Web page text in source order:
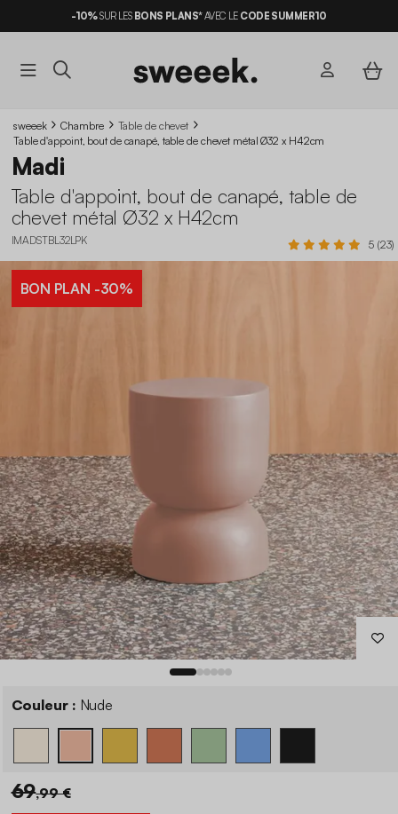
-10%SUR LES BONS PLANS*AVEC LE CODE SUMMER10
sweeek Chambre
Table de chevet
Table d'appoint, bout de canapé, table de chevet métal Ø32 x H42cm
Madi
Table d'appoint, bout de canapé, table de
chevet métal Ø32 x H42cm
IMADSTBL32LPK 5 (23)
BON PLAN -30%
Couleur : Nude
69,99 €